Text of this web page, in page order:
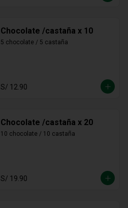
Chocolate /castaña x 10
5 chocolate / 5 castaña
S/ 12.90
Chocolate /castaña x 20
10 chocolate / 10 castaña
S/ 19.90